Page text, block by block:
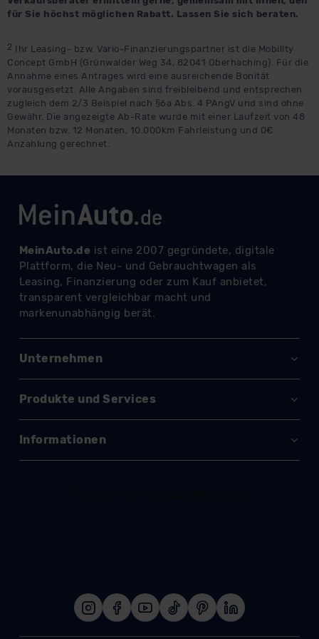
Datenschutzerklärung |Impressum
für Sie höchst möglichen Rabatt. Lassen Sie sich beraten.
2 Ihr Leasing- bzw. Vario-Finanzierungspartner ist die Mobility
Concept GmbH (Grünwalder Weg 34, 82041 Oberhaching). Für die
Annahme eines Antrages wird eine ausreichende Bonität
vorausgesetzt. Alle Angaben sind freibleibend und entsprechen
zugleich dem 2/3 Beispiel nach §6a Abs. 4 PAngV und sind ohne
Gewähr. Die angezeigte Ab-Rate wurde mit einer Laufzeit von 48
Monaten bzw. 12 Monaten, 10.000km Fahrleistung und 0€
Anzahlung gerechnet.